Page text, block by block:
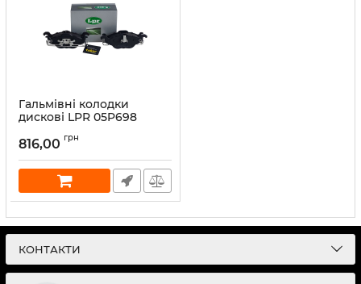
Гальмівні колодки
дискові LPR 05P698
816,00 грн
КОНТАКТИ